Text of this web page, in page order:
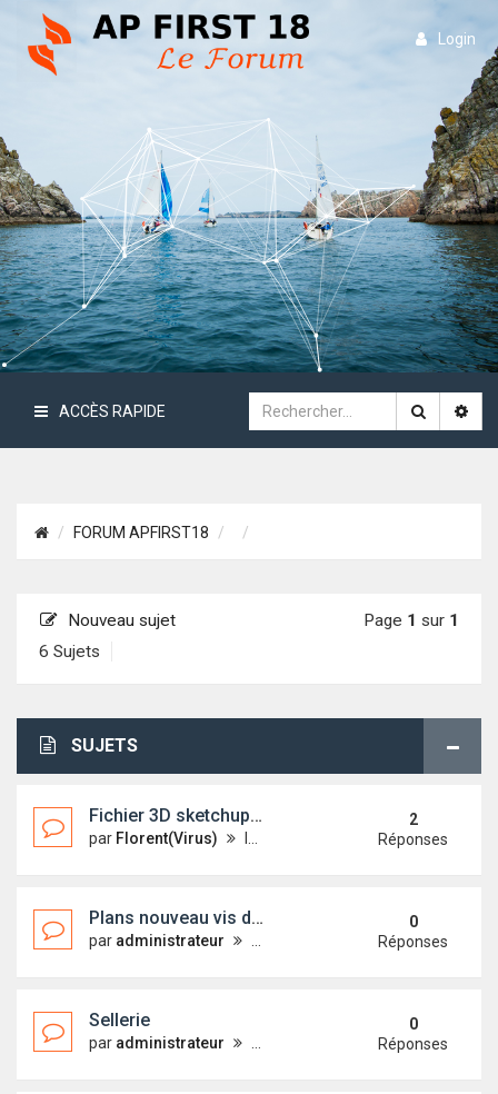
Login
ACCÈS RAPIDE
FORUM APFIRST18
Nouveau sujet
6 Sujets
Page 1 sur 1
SUJETS
Fichier 3D sketchup du Fameux First18 Virus et son code 0
par Florent(Virus)
2
Réponses
Plans nouveau vis de mulet sur FIRST 18
par administrateur
0
Réponses
Sellerie
par administrateur
0
Réponses